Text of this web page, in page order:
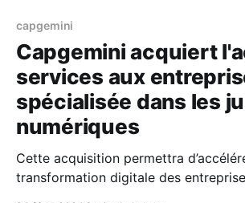
capgemini
Capgemini acquiert
services aux
spécialisée dans les
numériques
Cette acquisition permettra
transformation digitale des